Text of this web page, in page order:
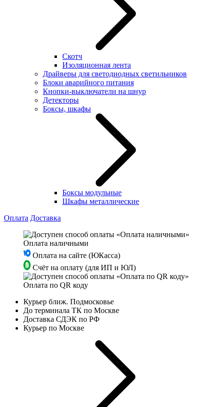
Скотч
Изоляционная лента
Драйверы для светодиодных светильников
Блоки аварийного питания
Кнопки-выключатели на шнур
Детекторы
Боксы, шкафы
Боксы модульные
Шкафы металлические
Оплата Доставка
Оплата наличными
Оплата на сайте (ЮКасса)
Счёт на оплату (для ИП и ЮЛ)
Оплата по QR коду
Курьер ближ. Подмосковье
До терминала ТК по Москве
Доставка СДЭК по РФ
Курьер по Москве